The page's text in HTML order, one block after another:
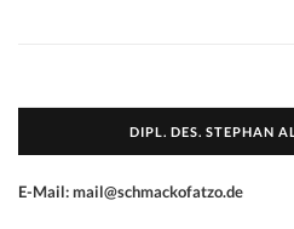
DIPL. DES. STEPHAN
E-Mail: mail@schmackofatzo.de